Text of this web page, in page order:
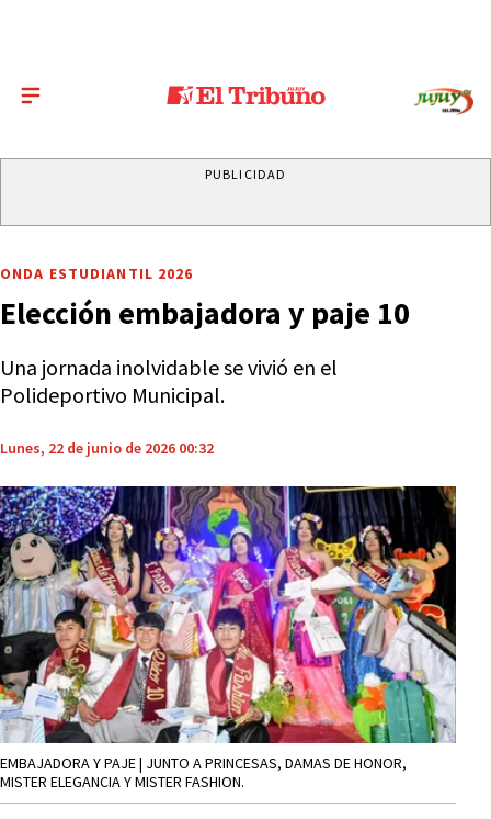
PUBLICIDAD
ONDA ESTUDIANTIL 2026
Elección embajadora y paje 10
Una jornada inolvidable se vivió en el
Polideportivo Municipal.
Lunes, 22 de junio de 2026 00:32
EMBAJADORA Y PAJE | JUNTO A PRINCESAS, DAMAS DE HONOR,
MISTER ELEGANCIA Y MISTER FASHION.